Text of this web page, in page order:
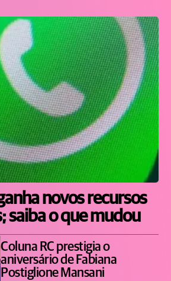
novos recursos
saiba o que mudou
Coluna RC prestigia o
aniversário de Fabiana
Postiglione Mansani